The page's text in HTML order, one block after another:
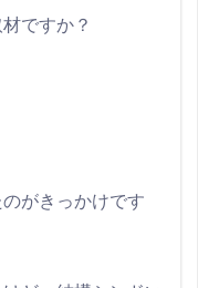
ですか？
がきっかけです